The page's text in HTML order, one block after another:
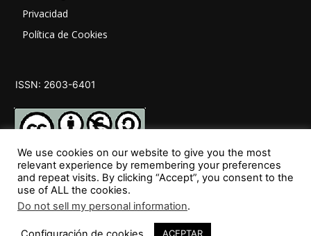
Privacidad
Política de Cookies
ISSN: 2603-6401
SÍGUENOS
We use cookies on our website to give you the most
relevant experience by remembering your preferences
and repeat visits. By clicking “Accept”, you consent to the
use of ALL the cookies.
Do not sell my personal information.
ACEPTAR